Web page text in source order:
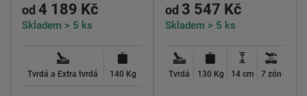
od 4 189 Kč
Skladem > 5 ks
Tvrdá a Extra tvrdá 140 Kg
od 3 547 Kč
Skladem > 5 ks
Tvrdá 130 Kg 14 cm 7 zón